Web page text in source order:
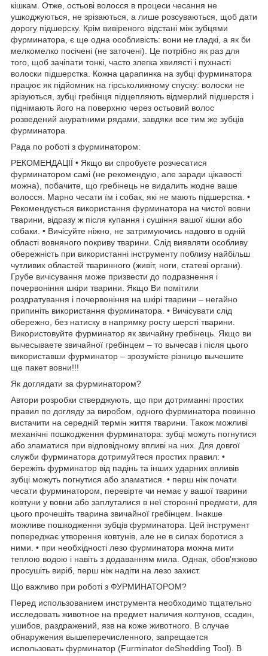
кішкам. Отже, остьові волосся в процеси чесання не
ушкоджуються, не зрізаються, а лише розсуваються, щоб дати
дорогу підшерску. Крім вивіреного відстані між зубцями
фурминатора, є ще одна особливість: вони не гладкі, а як би
мелкомелко посічені (не заточені). Це потрібно як раз для
того, щоб зачіпати тонкі, часто злегка хвилясті і пухнасті
волоски підшерстка. Кожна царапинка на зубці фурминатора
працює як підйомник на гірськолижному спуску: волоски не
зрізуються, зубці гребінця підцепляють відмерлий підшерстя і
піднімають його на поверхню через остьовий волос
розведений акуратними рядами, завдяки все тим же зубців
фурминатора.
Рада по роботі з фурминатором:
РЕКОМЕНДАЦІЇ • Якщо ви спробуєте розчесатися
фурминатором самі (не рекомендую, але заради цікавості
можна), побачите, що гребінець не видалить жодне ваше
волосся. Марно чесати їм і собак, які не мають підшерстка. •
Рекомендується використання фурминатора на чистої вовни
тварини, відразу ж після купання і сушіння вашої кішки або
собаки. • Вичісуйте ніжно, не затримуючись надовго в одній
області вовняного покриву тварини. Слід виявляти особливу
обережність при використанні інструменту поблизу найбільш
чутливих областей тваринного (живіт, ноги, статеві органи).
Грубе вичісування може призвести до подразнення і
почервоніння шкіри тварини. Якщо Ви помітили
роздратування і почервоніння на шкірі тварини – негайно
припиніть використання фурминатора. • Вичісувати слід
обережно, без натиску в напрямку росту шерсті тварини.
Використовуйте фурминатор як звичайну гребінець. Якщо ви
вычесываете звичайної гребінцем – то вычесав і після цього
використавши фурминатор – зрозумієте різницю вычешите
ще пакет вовни!!!
Як доглядати за фурминатором?
Автори розробки стверджують, що при дотриманні простих
правил по догляду за виробом, одного фурминатора повинно
вистачити на середній термін життя тварини. Також можливі
механічні пошкодження фурминатора: зубці можуть погнутися
або зламатися при відповідному впливі на них. Для довгої
служби фурминатора дотримуйтеся простих правил: •
бережіть фурминатор від падінь та інших ударних впливів
зубці можуть погнутися або зламатися. • перш ніж почати
чесати фурминатором, перевірте чи немає у вашої тварини
ковтуни у вовни або заплуталися в неї сторонні предмети, для
цього прочешіть тварина звичайної гребінцем. Інакше
можливе пошкодження зубців фурминатора. Цей інструмент
попереджає утворення ковтунів, але не в силах боротися з
ними. • при необхідності лезо фурминатора можна мити
теплою водою і навіть з додаванням мила. Однак, обов'язково
просушіть виріб, перш ніж надіти на лезо захист.
Що важливо при роботі з ФУРМИНАТОРОМ?
Перед использованием инструмента необходимо тщательно
исследовать животное на предмет наличия колтунов, ссадин,
ушибов, раздражений, язв на коже животного. В случае
обнаружения вышеперечисленного, запрещается
использовать фурминатор (Furminator deShedding Tool). В